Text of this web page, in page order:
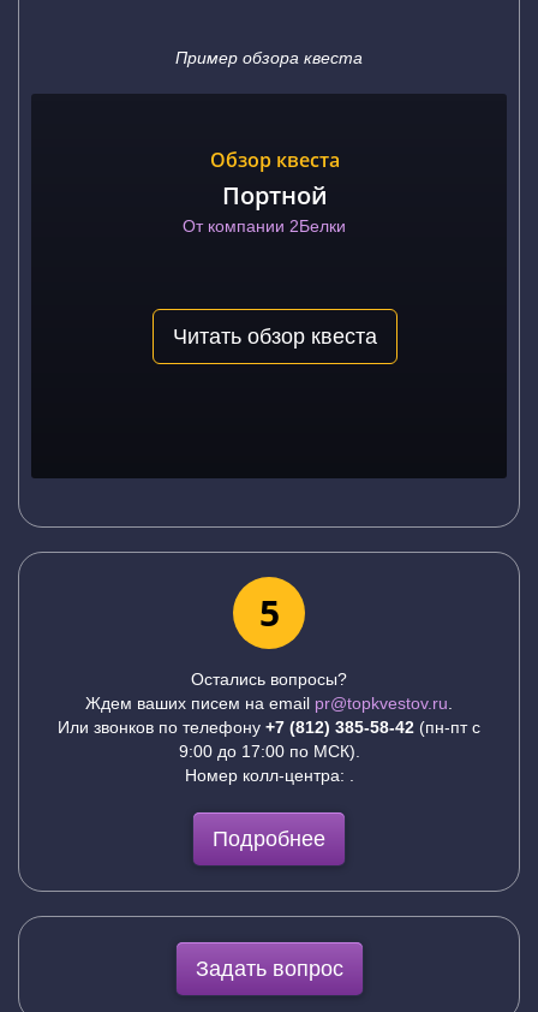
Пример обзора квеста
Обзор квеста
Портной
От компании 2Белки
Читать обзор квеста
5
Остались вопросы?
Ждем ваших писем на email pr@topkvestov.ru
Или звонков по телефону +7 (812) 385-58-42 (пн-пт с
9:00 до 17:00 по МСК).
Номер колл-центра:
Подробнее
Задать вопрос